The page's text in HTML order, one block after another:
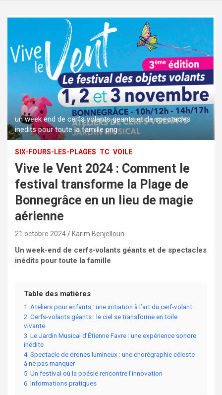
un week end de cerfs volants geants et de spectacles
inedits pour toute la famille png
SIX-FOURS-LES-PLAGES TC VOILE
Vive le Vent 2024 : Comment le
festival transforme la Plage de
Bonnegrâce en un lieu de magie
aérienne
21 octobre 2024 Karim Benjelloun
Un week-end de cerfs-volants géants et de spectacles
inédits pour toute la famille
Table des matières
1 Ateliers pour enfants : une initiation à l’art du cerf-volant
2 Cerfs-volants géants : le ciel se transforme en toile
vivante
3 Le Jardin Musical d’Étienne Favre : une expérience sonore
inédite
4 Spectacle de drones lumineux : une chorégraphie céleste
à ne pas manquer
5 Un festival où la poésie rencontre l’innovation
6 Informations pratiques